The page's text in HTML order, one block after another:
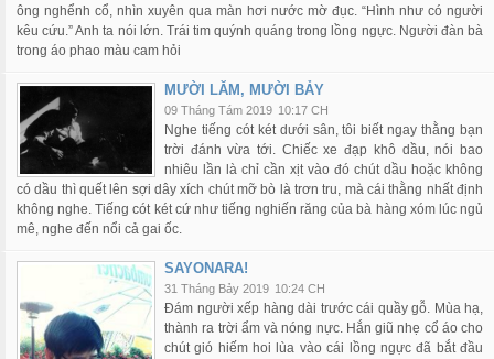
ông nghểnh cổ, nhìn xuyên qua màn hơi nước mờ đục. “Hình như có người
kêu cứu.” Anh ta nói lớn. Trái tim quýnh quáng trong lồng ngực. Người đàn bà
trong áo phao màu cam hỏi
MƯỜI LĂM, MƯỜI BẢY
09 Tháng Tám 2019 10:17 CH
Nghe tiếng cót két dưới sân, tôi biết ngay thằng bạn
trời đánh vừa tới. Chiếc xe đạp khô dầu, nói bao
nhiêu lần là chỉ cần xịt vào đó chút dầu hoặc không
có dầu thì quết lên sợi dây xích chút mỡ bò là trơn tru, mà cái thằng nhất định
không nghe. Tiếng cót két cứ như tiếng nghiến răng của bà hàng xóm lúc ngủ
mê, nghe đến nổi cả gai ốc.
SAYONARA!
31 Tháng Bảy 2019 10:24 CH
Đám người xếp hàng dài trước cái quầy gỗ. Mùa hạ,
thành ra trời ẩm và nóng nực. Hắn giũ nhẹ cổ áo cho
chút gió hiếm hoi lùa vào cái lồng ngực đã bắt đầu